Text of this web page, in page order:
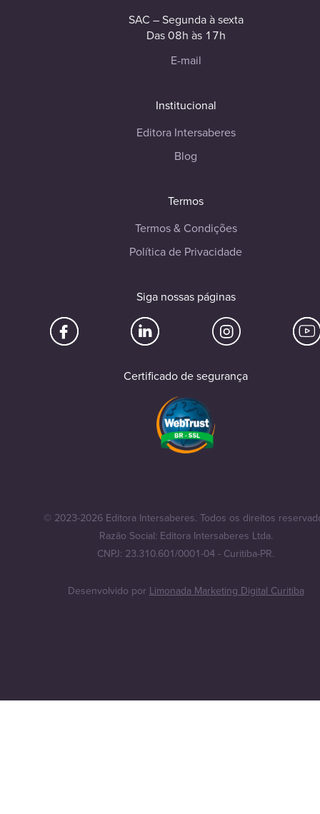
SAC – Segunda à sexta
Das 08h às 17h
E-mail
Institucional
Editora Intersaberes
Blog
Termos
Termos & Condições
Política de Privacidade
Siga nossas páginas
Certificado de segurança
© 2023-2026 Editora Intersaberes. Todos os direitos
Razão Social: Editora Intersaberes Ltda.
CNPJ: 23.310.601/0001-04 - Curitiba-PR.
Desenvolvido por Limonada Marketing Digital Curitiba